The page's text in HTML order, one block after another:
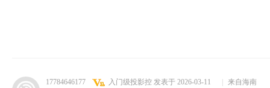
17784646177 入门级投影控 发表于 2026-03-11 来自海南